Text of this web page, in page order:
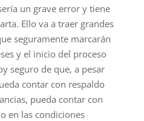
un grave error y tiene
Ello va a traer grandes
seguramente marcarán
y el inicio del proceso
seguro de que, a pesar
contar con respaldo
pueda contar con
en las condiciones